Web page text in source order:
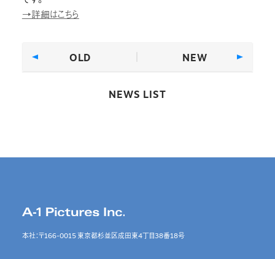
→詳細はこちら
OLD
NEWS LIST
NEW
本社：〒166-0015 東京都杉並区成田東4丁目38番18号